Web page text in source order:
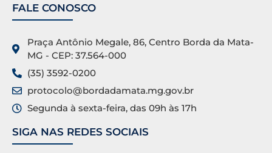
FALE CONOSCO
Praça Antônio Megale, 86, Centro Borda da Mata-
MG - CEP: 37.564-000
(35) 3592-0200
protocolo@bordadamata.mg.gov.br
Segunda à sexta-feira, das 09h às 17h
SIGA NAS REDES SOCIAIS